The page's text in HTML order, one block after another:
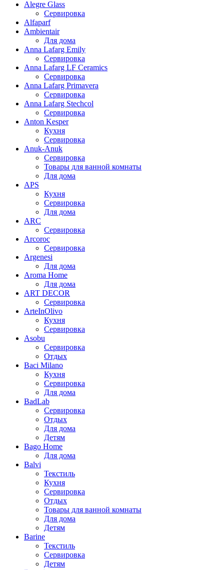
Alegre Glass
Сервировка
Alfaparf
Ambientair
Для дома
Anna Lafarg Emily
Сервировка
Anna Lafarg LF Ceramics
Сервировка
Anna Lafarg Primavera
Сервировка
Anna Lafarg Stechcol
Сервировка
Anton Kesper
Кухня
Сервировка
Anuk-Anuk
Сервировка
Товары для ванной комнаты
Для дома
APS
Кухня
Сервировка
Для дома
ARC
Сервировка
Arcoroc
Сервировка
Argenesi
Для дома
Aroma Home
Для дома
ART DECOR
Сервировка
ArteInOlivo
Кухня
Сервировка
Asobu
Сервировка
Отдых
Baci Milano
Кухня
Сервировка
Для дома
BadLab
Сервировка
Отдых
Для дома
Детям
Bago Home
Для дома
Balvi
Текстиль
Кухня
Сервировка
Отдых
Товары для ванной комнаты
Для дома
Детям
Barine
Текстиль
Сервировка
Детям